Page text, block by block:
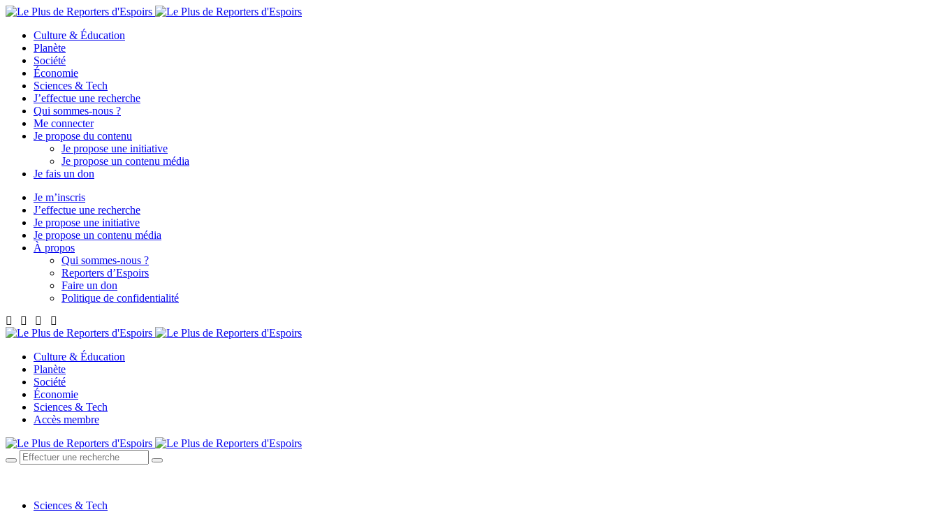
Culture & Éducation
Planète
Société
Économie
Sciences & Tech
J’effectue une recherche
Qui sommes-nous ?
Me connecter
Je propose du contenu
Je propose une initiative
Je propose un contenu média
Je fais un don
Je m’inscris
J’effectue une recherche
Je propose une initiative
Je propose un contenu média
À propos
Qui sommes-nous ?
Reporters d’Espoirs
Faire un don
Politique de confidentialité
Culture & Éducation
Planète
Société
Économie
Sciences & Tech
Accès membre
Sciences & Tech